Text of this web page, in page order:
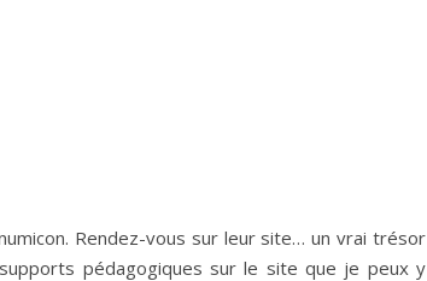
Rendez-vous sur leur site… un vrai trésor
pédagogiques sur le site que je peux y